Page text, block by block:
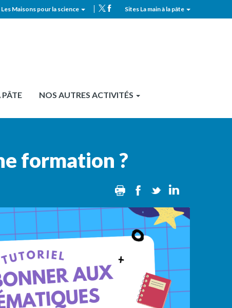
Les Maisons pour la science Sites La main à la pâte
NOS AUTRES ACTIVITÉS
formation ?
Print Facebook
Twitter